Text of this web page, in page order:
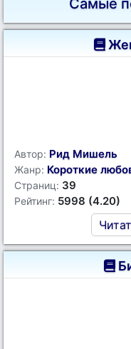
Самые
Автор: Рид Мишель
Жанр: Короткие
Страниц: 39
Рейтинг: 5998 (4.20)